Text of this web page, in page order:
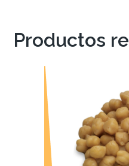
Productos